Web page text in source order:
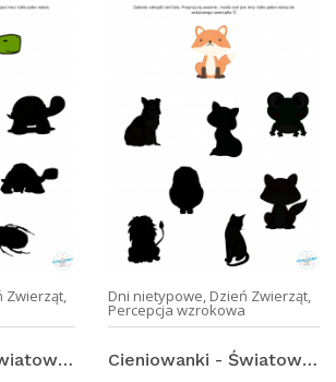
Zwierząt,
Cieniowanki - Światowy Dzień Zwierząt (1)
Dni nietypowe, Dzień Zwierząt,
Percepcja wzrokowa
Cieniowanki - Światowy Dzień Zwierząt (2)